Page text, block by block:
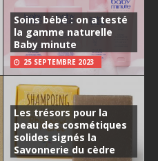
Soins bébé : on a testé
la gamme naturelle
Baby minute
25 SEPTEMBRE 2023
Les trésors pour la
peau des cosmétiques
solides signés la
Savonnerie du cèdre